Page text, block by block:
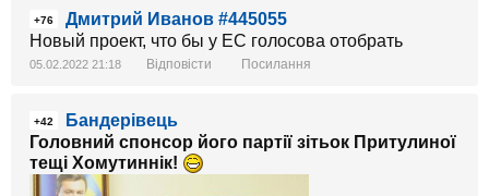
+76
Дмитрий Иванов #445055
Новый проект, что бы у ЕС голосова отобрать
05.02.2022 21:18 Відповісти Посилання
+42
Бандерівець
Головний спонсор його партії зітьок Притулиної
тещі Хомутиннік!